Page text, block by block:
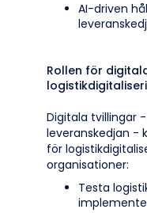
AI-driven
Rollen för
Digitala tvillingar
leveranskedjan -
för
organisationer:
Testa